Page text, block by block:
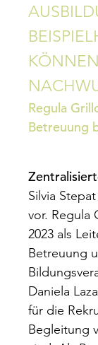
Regula
Betreuung
Silvia
vor. Regula
2023 als
Betreuung
Daniela
für die
Begleitung